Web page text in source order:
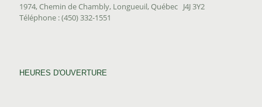
1974, Chemin de Chambly, Longueuil, Québec J4J 3Y2
Téléphone : (450) 332-1551
HEURES D'OUVERTURE